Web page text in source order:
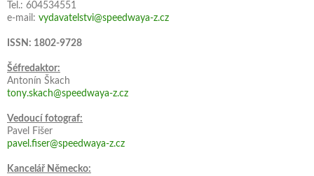
Tel.: 604534551
e-mail: vydavatelstvi@speedwaya-z.cz
ISSN: 1802-9728
Šéfredaktor:
Antonín Škach
tony.skach@speedwaya-z.cz
Vedoucí fotograf:
Pavel Fišer
pavel.fiser@speedwaya-z.cz
Kancelář Německo: